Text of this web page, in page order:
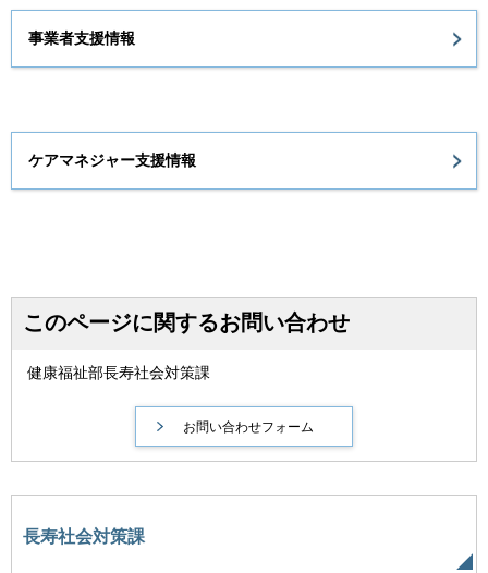
事業者支援情報
ケアマネジャー支援情報
このページに関するお問い合わせ
健康福祉部長寿社会対策課
長寿社会対策課